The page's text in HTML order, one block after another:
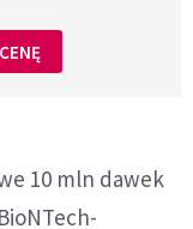
10 mln dawek